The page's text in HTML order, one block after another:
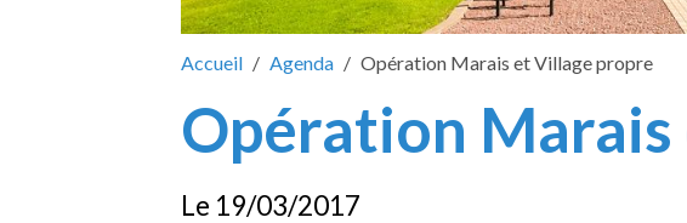
Accueil Agenda Opération Marais et Village propre
Opération
Le 19/03/2017